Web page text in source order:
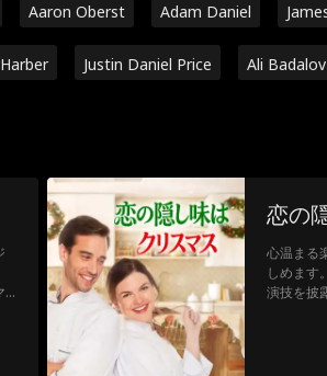
Aaron Oberst Adam Daniel
Justin Daniel Price Ali Badalov
恋の
心温まる
しめま
演技を披